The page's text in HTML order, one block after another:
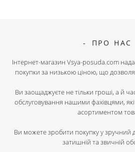
ПРО НАС
Інтернет-магазин Vsya-posuda.com
покупки за низькою ціною, що
Ви заощаджуєте не тільки гроші, а й
обслуговування нашими фахівцями,
асортиментом
Ви можете зробити покупку у зручний
затишній та звичній